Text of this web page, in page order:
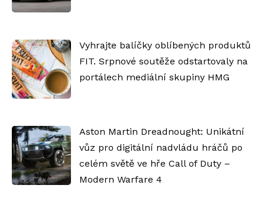
Vyhrajte balíčky oblíbených produktů
FIT. Srpnové soutěže odstartovaly na
portálech mediální skupiny HMG
Aston Martin Dreadnought: Unikátní
vůz pro digitální nadvládu hráčů po
celém světě ve hře Call of Duty –
Modern Warfare 4